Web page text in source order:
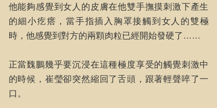
他能夠感覺到女人的皮膚在他雙手撫摸刺激下產生
的細小疙瘩，當手指插入胸罩接觸到女人的雙極
時，他感覺到對方的兩顆肉粒已經開始發硬了……
正當魏鵬幾乎要沉浸在這種極度享受的觸覺刺激中
的時候，崔瑩卻突然縮回了舌頭，跟著輕聲啐了一
口。